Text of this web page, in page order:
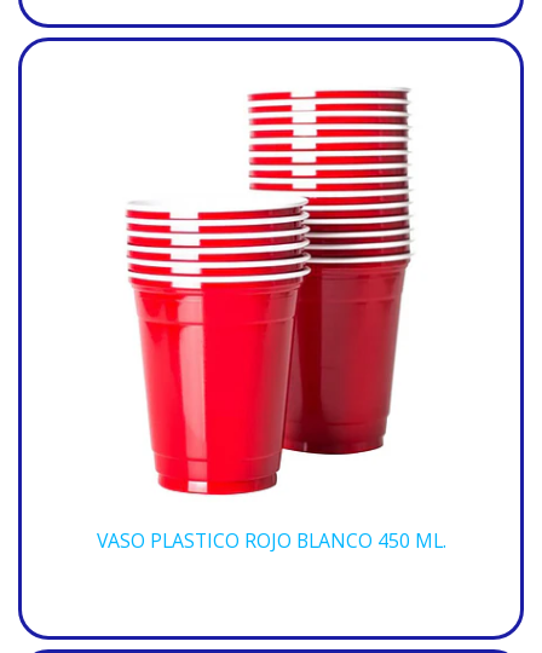
VASO PLASTICO ROJO BLANCO 450 ML.